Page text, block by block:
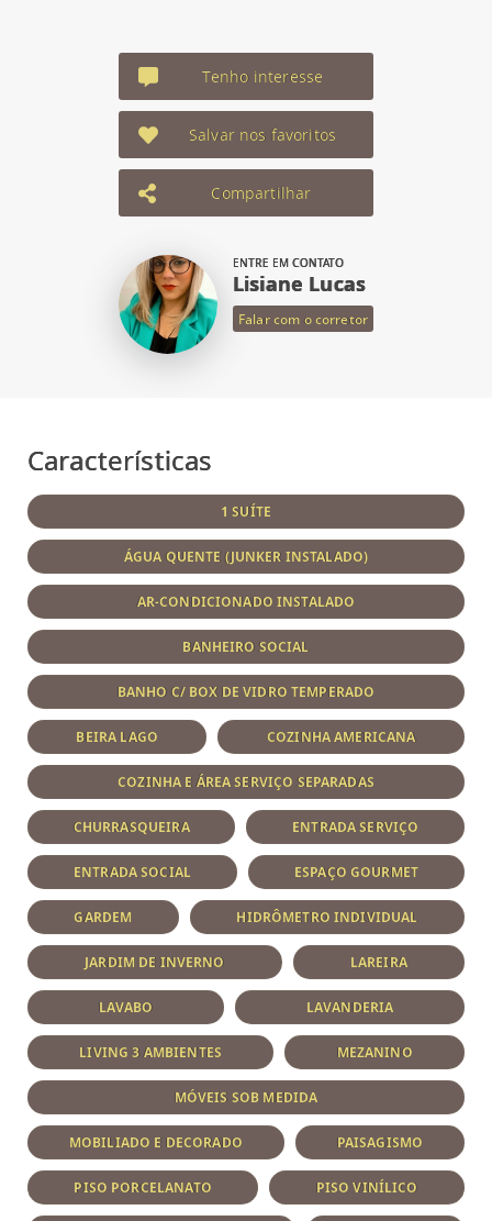
Tenho interesse
Salvar nos favoritos
Compartilhar
ENTRE EM CONTATO
Lisiane Lucas
Falar com o corretor
Características
1 SUÍTE
ÁGUA QUENTE (JUNKER INSTALADO)
AR-CONDICIONADO INSTALADO
BANHEIRO SOCIAL
BANHO C/ BOX DE VIDRO TEMPERADO
BEIRA LAGO COZINHA AMERICANA
COZINHA E ÁREA SERVIÇO SEPARADAS
CHURRASQUEIRA ENTRADA SERVIÇO
ENTRADA SOCIAL ESPAÇO GOURMET
GARDEM HIDRÔMETRO INDIVIDUAL
JARDIM DE INVERNO LAREIRA
LAVABO LAVANDERIA
LIVING 3 AMBIENTES MEZANINO
MÓVEIS SOB MEDIDA
MOBILIADO E DECORADO PAISAGISMO
PISO PORCELANATO PISO VINÍLICO